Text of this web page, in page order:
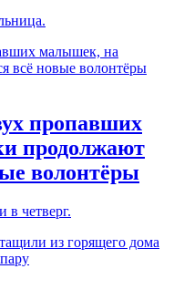
пропавших
продолжают
волонтёры
в четверг.